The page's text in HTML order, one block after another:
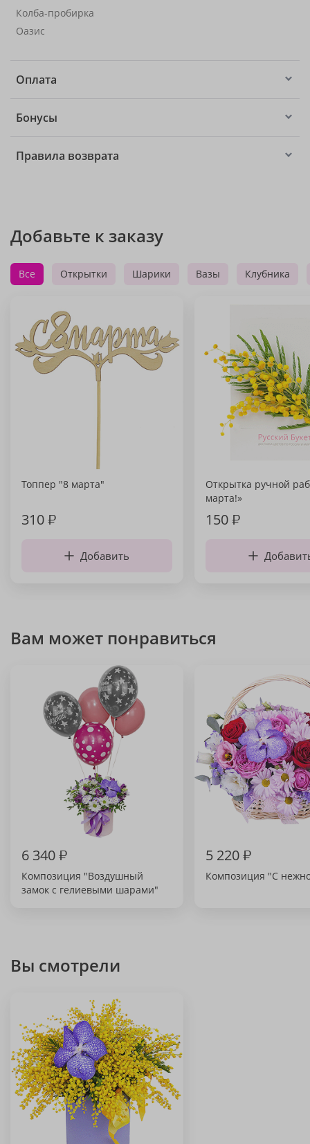
Колба-пробирка
Оазис
Оплата
Бонусы
Правила возврата
Добавьте к заказу
Все Открытки Шарики Вазы Клубника
Топпер "8 марта"
310₽
Добавить
Открытка ручной
марта!»
150₽
Вам может понравиться
6 340₽
Композиция "Воздушный
замок с гелиевыми шарами"
5 220₽
Композиция "С
Вы смотрели